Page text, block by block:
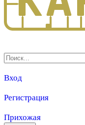
Вход
Регистрация
Прихожая